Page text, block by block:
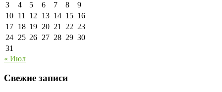
3
4 5 6 7 8
9
10 11 12 13 14 15 16
17 18 19 20 21 22 23
24 25 26 27 28 29 30
31
« Июл
Свежие записи